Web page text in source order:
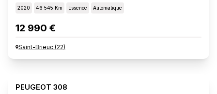
2020 46 545 Km Essence Automatique
12 990 €
Saint-Brieuc (22)
PEUGEOT 308